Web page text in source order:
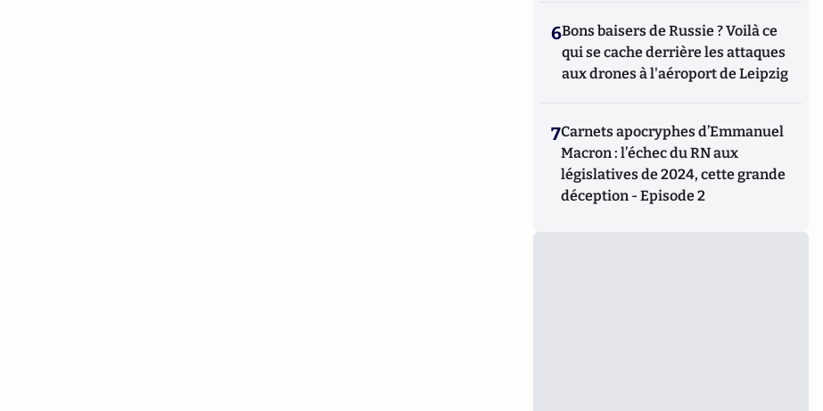
6Bons baisers de Russie ? Voilà ce
qui se cache derrière les attaques
aux drones à l'aéroport de Leipzig
7Carnets apocryphes d’Emmanuel
Macron : l’échec du RN aux
législatives de 2024, cette grande
déception - Episode 2